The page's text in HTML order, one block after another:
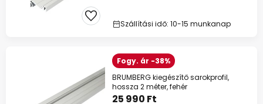
Szállítási idő: 10-15 munkanap
Fogy. ár -38%
BRUMBERG kiegészítő sarokprofil,
hossza 2 méter, fehér
25 990 Ft